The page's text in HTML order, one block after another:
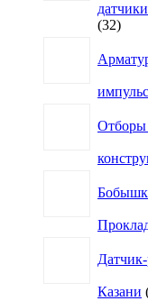
3232
Отборы
Казани